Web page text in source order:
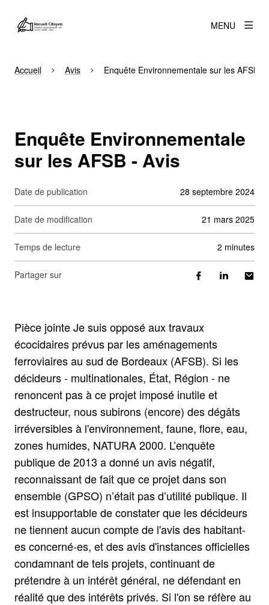
MENU
Accueil Avis Enquête Environnementale sur les AFSB -
Enquête Environnementale
sur les AFSB - Avis
Date de publication 28 septembre 2024
Date de modification 21 mars 2025
Temps de lecture 2 minutes
Partager sur
Pièce jointe Je suis opposé aux travaux
écocidaires prévus par les aménagements
ferroviaires au sud de Bordeaux (AFSB). Si les
décideurs - multinationales, État, Région - ne
renoncent pas à ce projet imposé inutile et
destructeur, nous subirons (encore) des dégâts
irréversibles à l'environnement, faune, flore, eau,
zones humides, NATURA 2000. L’enquête
publique de 2013 a donné un avis négatif,
reconnaissant de fait que ce projet dans son
ensemble (GPSO) n’était pas d’utilité publique. Il
est insupportable de constater que les décideurs
ne tiennent aucun compte de l'avis des habitant-
es concerné-es, et des avis d'instances officielles
condamnant de tels projets, continuant de
prétendre à un intérêt général, ne défendant en
réalité que des intérêts privés. Si l'on se réfère au